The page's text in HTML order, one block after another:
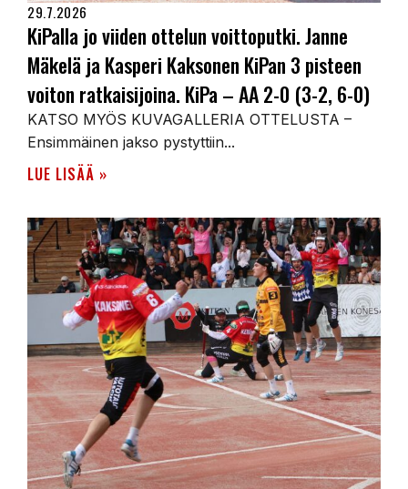
29.7.2026
KiPalla jo viiden ottelun voittoputki. Janne
Mäkelä ja Kasperi Kaksonen KiPan 3 pisteen
voiton ratkaisijoina. KiPa – AA 2-0 (3-2, 6-0)
KATSO MYÖS KUVAGALLERIA OTTELUSTA –
Ensimmäinen jakso pystyttiin...
LUE LISÄÄ »